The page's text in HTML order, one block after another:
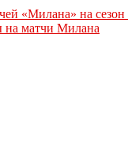
«Милана» на сезон
на матчи Милана